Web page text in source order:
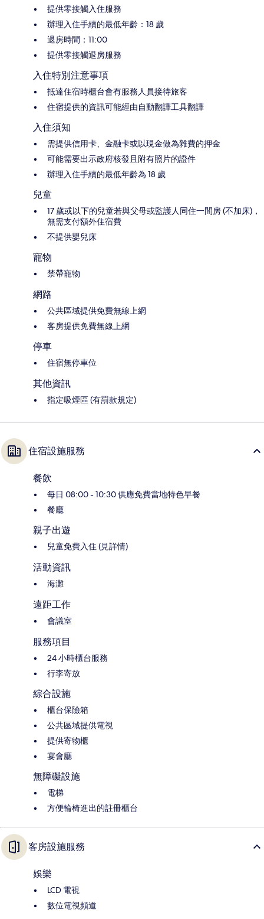
提供零接觸入住服務
辦理入住手續的最低年齡：18 歲
退房時間：11:00
提供零接觸退房服務
入住特別注意事項
抵達住宿時櫃台會有服務人員接待旅客
住宿提供的資訊可能經由自動翻譯工具翻譯
入住須知
需提供信用卡、金融卡或以現金做為雜費的押金
可能需要出示政府核發且附有照片的證件
辦理入住手續的最低年齡為 18 歲
兒童
17 歲或以下的兒童若與父母或監護人同住一間房 (不加床)，
無需支付額外住宿費
不提供嬰兒床
寵物
禁帶寵物
網路
公共區域提供免費無線上網
客房提供免費無線上網
停車
住宿無停車位
其他資訊
指定吸煙區 (有罰款規定)
住宿設施服務
餐飲
每日 08:00 - 10:30 供應免費當地特色早餐
餐廳
親子出遊
兒童免費入住 (見詳情)
活動資訊
海灘
遠距工作
會議室
服務項目
24 小時櫃台服務
行李寄放
綜合設施
櫃台保險箱
公共區域提供電視
提供寄物櫃
宴會廳
無障礙設施
電梯
方便輪椅進出的註冊櫃台
客房設施服務
娛樂
LCD 電視
數位電視頻道